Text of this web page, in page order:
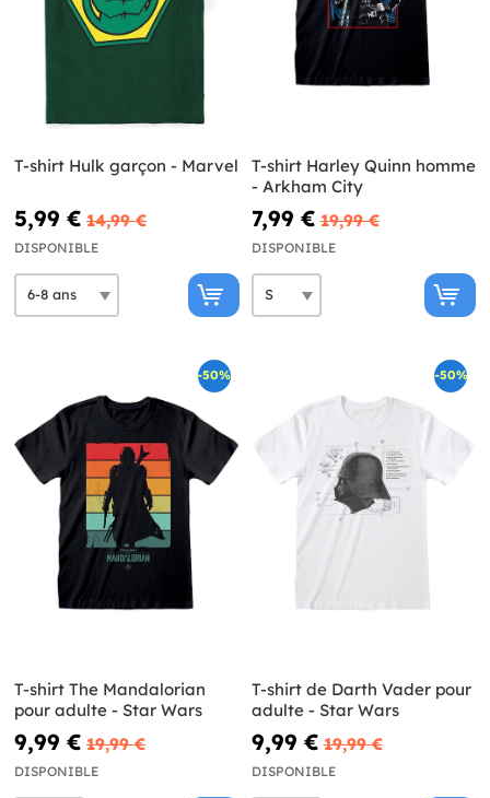
T-shirt Hulk garçon - Marvel
5,99 € 14,99 €
DISPONIBLE
T-shirt Harley Quinn homme
- Arkham City
7,99 € 19,99 €
DISPONIBLE
-50%
T-shirt The Mandalorian
pour adulte - Star Wars
9,99 € 19,99 €
DISPONIBLE
-50%
T-shirt de Darth Vader pour
adulte - Star Wars
9,99 € 19,99 €
DISPONIBLE